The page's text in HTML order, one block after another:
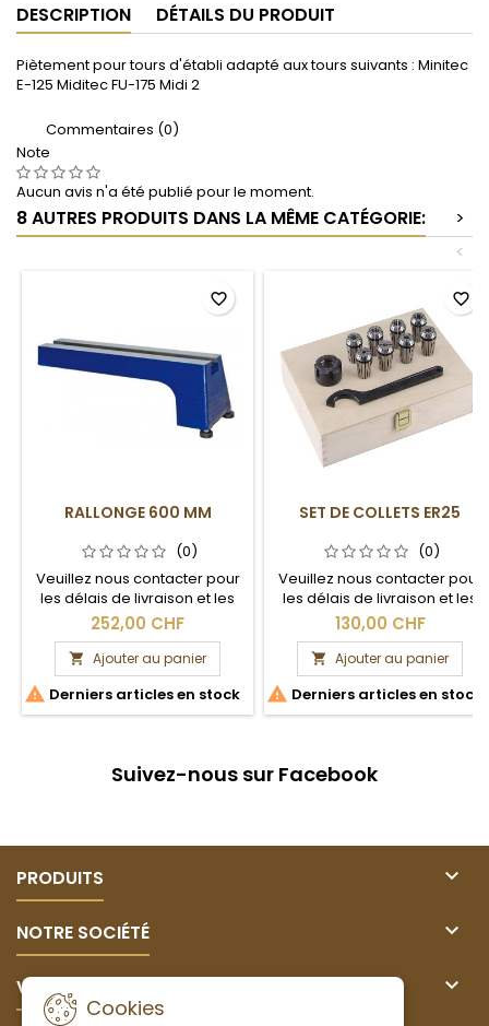
DESCRIPTION DÉTAILS DU PRODUIT
Piètement pour tours d'établi adapté aux tours suivants : Minitec
E-125 Miditec FU-175 Midi 2
Commentaires (0)
Note
Aucun avis n'a été publié pour le moment.
8 AUTRES PRODUITS DANS LA MÊME CATÉGORIE:
>
<
RALLONGE 600 MM
(0)
Veuillez nous contacter pour
les délais de livraison et les
frais de port.
252,00 CHF
 Ajouter au panier
 Derniers articles en stock
favorite_border
SET DE COLLETS ER25
(0)
Veuillez nous contacter pour
les délais de livraison et les
frais de port.
130,00 CHF
 Ajouter au panier
 Derniers articles en stock
favorite_border
Suivez-nous sur Facebook
PRODUITS 
NOTRE SOCIÉTÉ 
VOTRE COMPTE 
Cookies